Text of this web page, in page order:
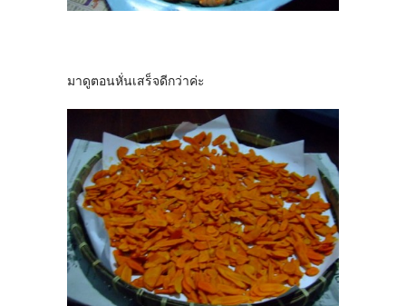
มาดูตอนหั่นเสร็จดีกว่าค่ะ